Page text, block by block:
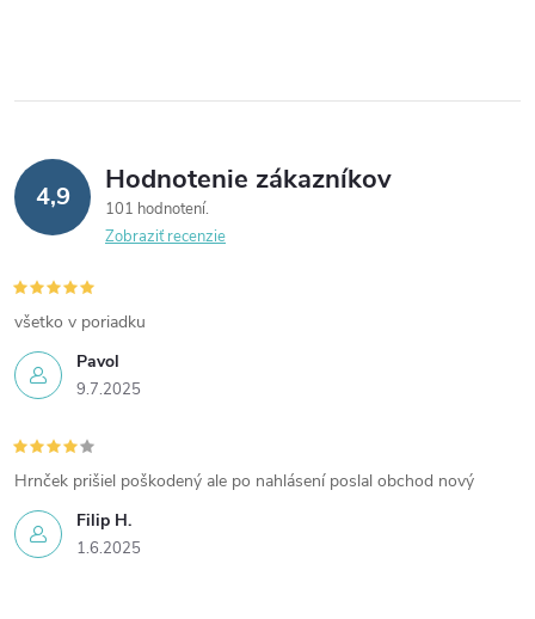
4,9 Hodnotenie zákazníkov
101 hodnotení
Zobraziť recenzie
Pavol
9.7.2025
všetko v poriadku
Filip H.
1.6.2025
Hrnček prišiel poškodený ale po nahlásení poslal obchod nový